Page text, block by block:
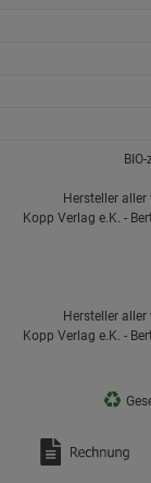
Hersteller
Kopp Verlag e.K. -
Hersteller
Kopp Verlag e.K. -
♻